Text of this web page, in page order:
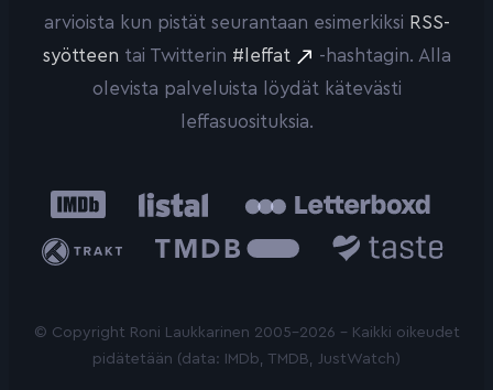
arvioista kun pistät seurantaan esimerkiksi RSS-
syötteen tai Twitterin #leffat
-hashtagin. Alla
olevista palveluista löydät kätevästi
leffasuosituksia.
IMDb Listal
Trakt
Database
© Copyright Roni Laukkarinen 2005-2026 - Kaikki oikeudet
pidätetään (data: IMDb, TMDB, JustWatch)